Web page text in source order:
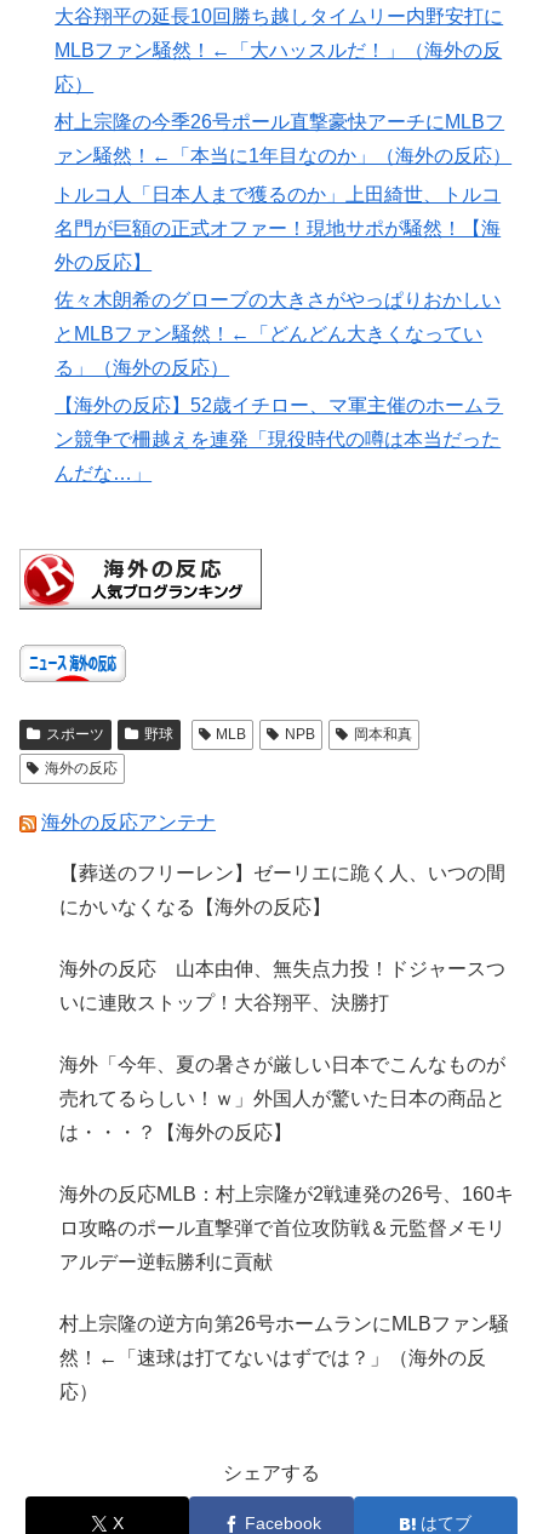
大谷翔平の延長10回勝ち越しタイムリー内野安打に
MLBファン騒然！←「大ハッスルだ！」（海外の反
応）
村上宗隆の今季26号ポール直撃豪快アーチにMLBフ
ァン騒然！←「本当に1年目なのか」（海外の反応）
トルコ人「日本人まで獲るのか」上田綺世、トルコ
名門が巨額の正式オファー！現地サポが騒然！【海
外の反応】
佐々木朗希のグローブの大きさがやっぱりおかしい
とMLBファン騒然！←「どんどん大きくなってい
る」（海外の反応）
【海外の反応】52歳イチロー、マ軍主催のホームラ
ン競争で柵越えを連発「現役時代の噂は本当だった
んだな…」
スポーツ 野球 MLB NPB
岡本和真
海外の反応
海外の反応アンテナ
【葬送のフリーレン】ゼーリエに跪く人、いつの間
にかいなくなる【海外の反応】
海外の反応 山本由伸、無失点力投！ドジャースつ
いに連敗ストップ！大谷翔平、決勝打
海外「今年、夏の暑さが厳しい日本でこんなものが
売れてるらしい！ｗ」外国人が驚いた日本の商品と
は・・・？【海外の反応】
海外の反応MLB：村上宗隆が2戦連発の26号、160キ
ロ攻略のポール直撃弾で首位攻防戦＆元監督メモリ
アルデー逆転勝利に貢献
村上宗隆の逆方向第26号ホームランにMLBファン騒
然！←「速球は打てないはずでは？」（海外の反
応）
シェアする
X Facebook はてブ